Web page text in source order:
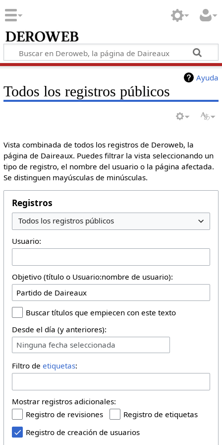
Ayuda
Todos los registros públicos
Vista combinada de todos los registros de Deroweb, la
página de Daireaux. Puedes filtrar la vista seleccionando un
tipo de registro, el nombre del usuario o la página afectada.
Se distinguen mayúsculas de minúsculas.
Registros
Todos los registros públicos
Usuario:
Objetivo (título o Usuario:nombre de usuario):
Buscar títulos que empiecen con este texto
Desde el día (y anteriores):
Ninguna fecha seleccionada
Filtro de etiquetas:
Mostrar registros adicionales:
Registro de revisiones
Registro de etiquetas
Registro de creación de usuarios